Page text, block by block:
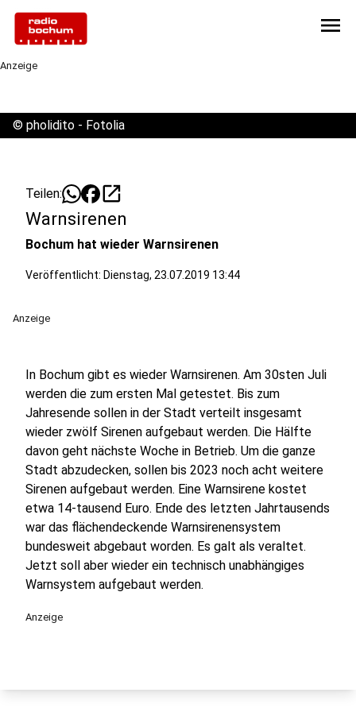
menu
Anzeige
© pholidito - Fotolia
Teilen: open_in_new
Warnsirenen
Bochum hat wieder Warnsirenen
Veröffentlicht: Dienstag, 23.07.2019 13:44
Anzeige
In Bochum gibt es wieder Warnsirenen. Am 30sten Juli
werden die zum ersten Mal getestet. Bis zum
Jahresende sollen in der Stadt verteilt insgesamt
wieder zwölf Sirenen aufgebaut werden. Die Hälfte
davon geht nächste Woche in Betrieb. Um die ganze
Stadt abzudecken, sollen bis 2023 noch acht weitere
Sirenen aufgebaut werden. Eine Warnsirene kostet
etwa 14-tausend Euro. Ende des letzten Jahrtausends
war das flächendeckende Warnsirenensystem
bundesweit abgebaut worden. Es galt als veraltet.
Jetzt soll aber wieder ein technisch unabhängiges
Warnsystem aufgebaut werden.
Anzeige